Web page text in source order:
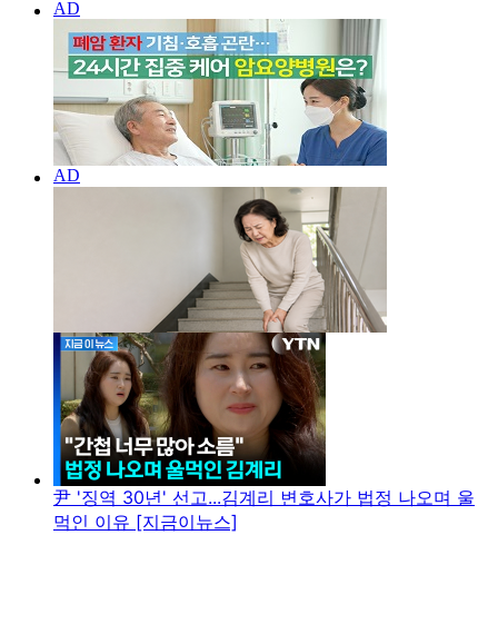
尹 '징역 30년' 선고...김계리 변호사가 법정 나오며 울
먹인 이유 [지금이뉴스]